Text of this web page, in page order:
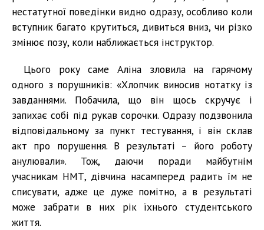
нестатутної поведінки видно одразу, особливо коли
вступник багато крутиться, дивиться вниз, чи різко
змінює позу, коли наближається інструктор.
Цього року саме Аліна зловила на гарячому
одного з порушників: «Хлопчик виносив нотатку із
завданнями. Побачила, що він щось скручує і
запихає собі під рукав сорочки. Одразу подзвонила
відповідальному за пункт тестування, і він склав
акт про порушення. В результаті – його роботу
анулювали». Тож, даючи поради майбутнім
учасникам НМТ, дівчина насамперед радить їм не
списувати, адже це дуже помітно, а в результаті
може забрати в них рік їхнього студентського
життя.